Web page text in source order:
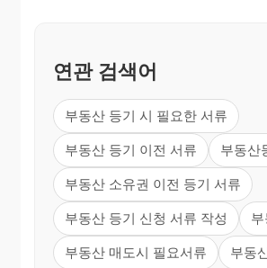
연관 검색어
부동산 등기 시 필요한 서류
부동산 등기 이전 서류 부동산
부동산 소유권 이전 등기 서류
부동산 등기 신청 서류 작성
부동산 매도시 필요서류 부동